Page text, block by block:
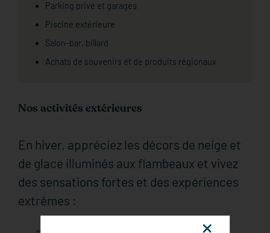
Parking privé et garages
Piscine extérieure
Salon-bar, billard
Achats de souvenirs et de produits régionaux
Nos activités extérieures
En hiver, appréciez les décors de neige et
de glace illuminés aux flambeaux et vivez
des sensations fortes et des expériences
extrêmes :